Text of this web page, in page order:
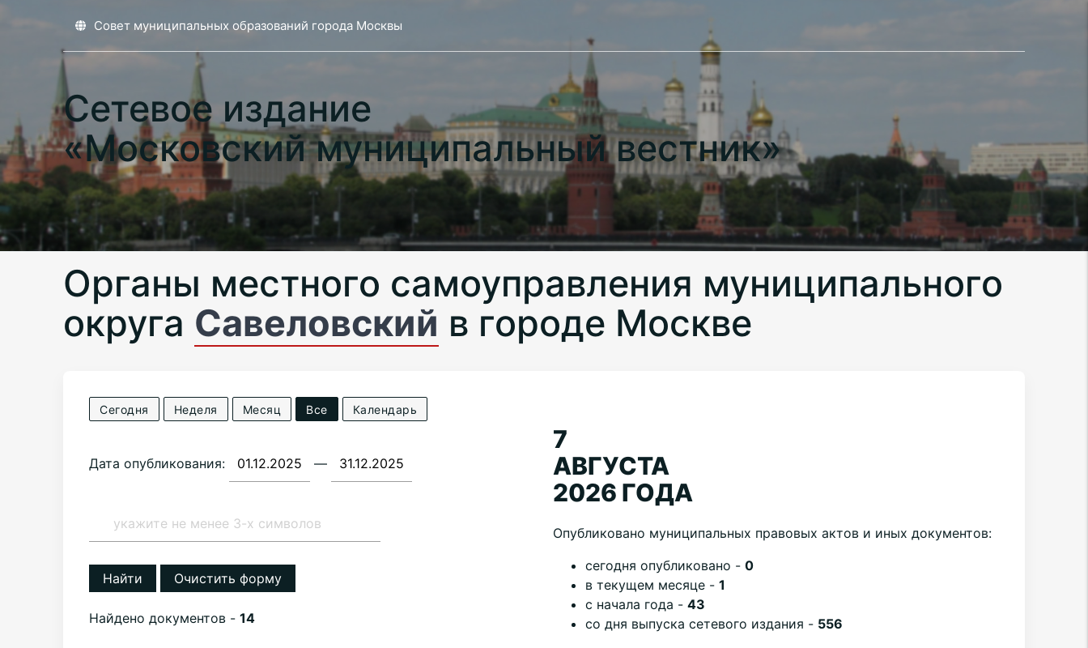
Совет муниципальных образований города Москвы
Сетевое издание
«Московский муниципальный вестник»
Органы местного самоуправления муниципального
округа Савеловский в городе Москве
Сегодня Неделя Месяц Все Календарь
Дата опубликования: —
Найти Очистить форму
Найдено документов -14
7
АВГУСТА
2026 ГОДА
Опубликовано муниципальных правовых актов и иных документов:
cегодня опубликовано -0
в текущем месяце -1
с начала года -43
со дня выпуска сетевого издания - 556